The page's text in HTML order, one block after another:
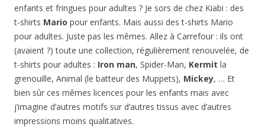
enfants et fringues pour adultes ? Je sors de chez Kiabi : des
t-shirts Mario pour enfants. Mais aussi des t-shirts Mario
pour adultes. Juste pas les mêmes. Allez à Carrefour : ils ont
(avaient ?) toute une collection, régulièrement renouvelée, de
t-shirts pour adultes : Iron man, Spider-Man, Kermit la
grenouille, Animal (le batteur des Muppets), Mickey, … Et
bien sûr ces mêmes licences pour les enfants mais avec
j’imagine d’autres motifs sur d’autres tissus avec d’autres
impressions moins qualitatives.